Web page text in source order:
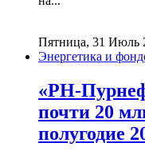
Пятница, 31 Июль
Энергетика и
«РН-
почти 20
полугодие